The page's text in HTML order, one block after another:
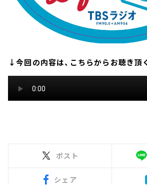
↓今回の内容は、こちらからお聴き頂
ポスト
シェア